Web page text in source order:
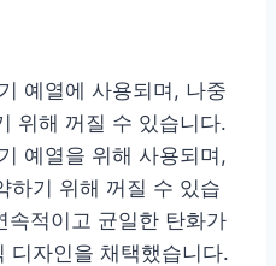
예열에 사용되며, 나중
위해 꺼질 수 있습니다.
예열을 위해 사용되며,
하기 위해 꺼질 수 있습
속적이고 균일한 탄화가
디자인을 채택했습니다.